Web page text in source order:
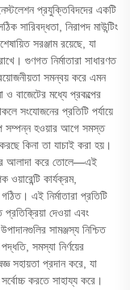
প্রযুক্তিবিদদের একটি
সারিবদ্ধতা, নিরাপদ মাউন্টিং
সরঞ্জাম রয়েছে, যা
গুণগত নির্মাতারা সাধারণত
সমন্বয় করে এমন
ও বাজেটের মধ্যে প্রকল্পের
সংযোজনের প্রতিটি পর্যায়ে
সম্পন্ন হওয়ার আগে সমস্ত
কিনা তা যাচাই করা হয়।
আলাদা করে তোলে—এই
ওয়ারেন্টি কার্যক্রম,
এই নির্মাতারা প্রতিটি
প্রতিক্রিয়া দেওয়া এবং
সামঞ্জস্য নিশ্চিত
সমস্যা নির্ণয়ের
সহায়তা প্রদান করে, যা
করতে সাহায্য করে।